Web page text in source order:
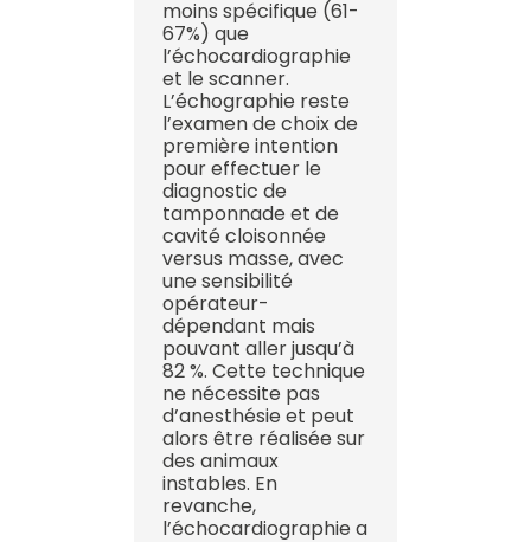
moins spécifique (61-
67%) que
l’échocardiographie
et le scanner.
L’échographie reste
l’examen de choix de
première intention
pour effectuer le
diagnostic de
tamponnade et de
cavité cloisonnée
versus masse, avec
une sensibilité
opérateur-
dépendant mais
pouvant aller jusqu’à
82 %. Cette technique
ne nécessite pas
d’anesthésie et peut
alors être réalisée sur
des animaux
instables. En
revanche,
l’échocardiographie a